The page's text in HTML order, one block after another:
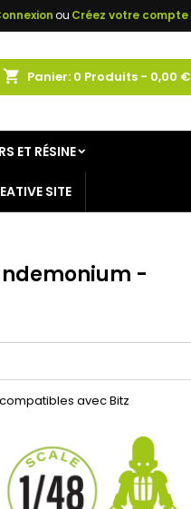
ou Créez votre compte
shopping_cart Panier: 0 Produits - 0,00 €
ET RÉSINE
SITE
-
avec Bitz